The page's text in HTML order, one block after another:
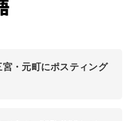
・元町にポスティング